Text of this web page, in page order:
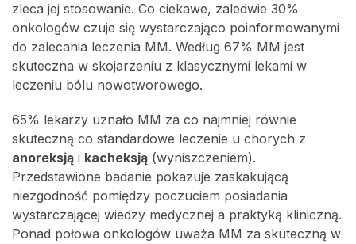
zleca jej stosowanie. Co ciekawe, zaledwie 30%
onkologów czuje się wystarczająco poinformowanymi
do zalecania leczenia MM. Według 67% MM jest
skuteczna w skojarzeniu z klasycznymi lekami w
leczeniu bólu nowotworowego.
65% lekarzy uznało MM za co najmniej równie
skuteczną co standardowe leczenie u chorych z
anoreksją i kacheksją (wyniszczeniem).
Przedstawione badanie pokazuje zaskakującą
niezgodność pomiędzy poczuciem posiadania
wystarczającej wiedzy medycznej a praktyką kliniczną.
Ponad połowa onkologów uważa MM za skuteczną w